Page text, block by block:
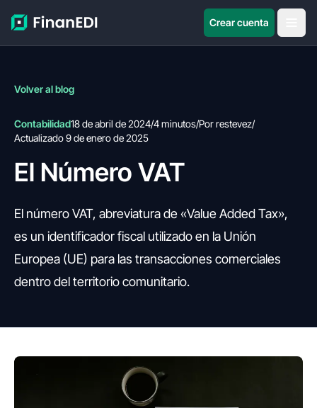
Crear cuenta
Volver al blog
Contabilidad18 de abril de 2024/4 minutos/Por restevez/
Actualizado 9 de enero de 2025
El Número VAT
El número VAT, abreviatura de «Value Added Tax»,
es un identificador fiscal utilizado en la Unión
Europea (UE) para las transacciones comerciales
dentro del territorio comunitario.